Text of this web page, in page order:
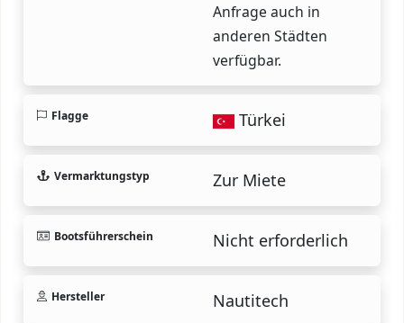
Anfrage auch in
anderen Städten
verfügbar.
Flagge Türkei
Vermarktungstyp Zur Miete
Bootsführerschein Nicht erforderlich
Hersteller Nautitech